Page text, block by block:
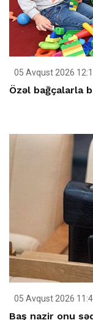
05 Avqust 2026
Özəl bağçalarla
05 Avqust 2026
Baş nazir onu